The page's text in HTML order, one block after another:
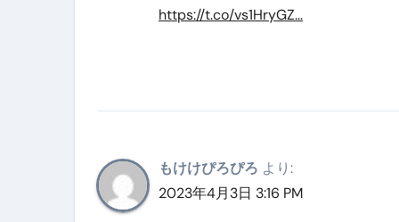
【2026年最新保存版】エアト
「3秒で整う、新しい栄養補
磁気ネックレスは「首に着ける
【最新】手袋の選び方 完全ガ
https://t.co/vs1HryGZ…
もけけぴろぴろ より:
2023年4月3日 3:16 PM